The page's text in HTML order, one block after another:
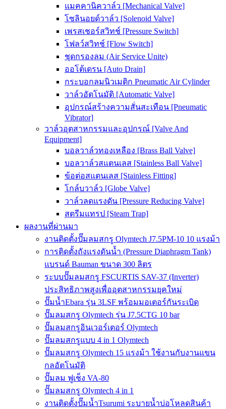
แมคคานิควาล์ว [Mechanical Valve]
โซลินอยด์วาล์ว [Solenoid Valve]
เพรสเชอร์สวิทช์ [Pressure Switch]
โฟลว์สวิทช์ [Flow Switch]
ชุดกรองลม (Air Service Unite)
ออโต้เดรน [Auto Drain]
กระบอกลมนิวเมติก Pneumatic Air Cylinder
วาล์วอัตโนมัติ [Automatic Valve]
อุปกรณ์สร้างความสั่นสะเทือน [Pneumatic
Vibrator]
วาล์วอุตสาหกรรมและอุปกรณ์ [Valve And
Equipment]
บอลวาล์วทองเหลือง [Brass Ball Valve]
บอลวาล์วสแตนเลส [Stainless Ball Valve]
ข้อต่อสแตนเลส [Stainless Fitting]
โกล์บวาล์ว [Globe Valve]
วาล์วลดแรงดัน [Pressure Reducing Valve]
สตรีมแทรป [Steam Trap]
ผลงานที่ผ่านมา
งานติดตั้งปั๊มลมสกรู Olymtech J7.5PM-10 10 แรงม้า
การติดตั้งถังแรงดันน้ำ (Pressure Diaphragm Tank)
แบรนด์ Bauman ขนาด 300 ลิตร
ระบบปั๊มลมสกรู FSCURTIS SAV-37 (Inverter)
ประสิทธิภาพสูงเพื่ออุตสาหกรรมยุคใหม่
ปั๊มน้ำEbara รุ่น 3LSF พร้อมมอเตอร์กันระเบิด
ปั๊มลมสกรู Olymtech รุ่น J7.5CTG 10 bar
ปั๊มลมสกรูอินเวอร์เตอร์ Olymtech
ปั๊มลมสกรูแบบ 4 in 1 Olymtech
ปั๊มลมสกรู Olymtech 15 แรงม้า ใช้งานกับงานแขน
กลอัตโนมัติ
ปั๊มลม ฟูเช็ง VA-80
ปั๊มลมสกรู Olymtech 4 in 1
งานติดตั้งปั๊มน้ำTsurumi ระบายน้ำบ่อโหลดสินค้า